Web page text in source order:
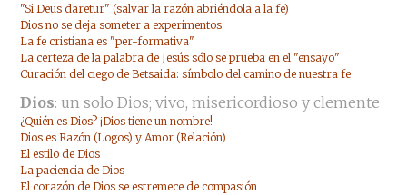
"Si Deus daretur" (salvar la razón abriéndola a la fe)
Dios no se deja someter a experimentos
La fe cristiana es "per-formativa"
La certeza de la palabra de Jesús sólo se prueba en el "ensayo"
Curación del ciego de Betsaida: símbolo del camino de nuestra fe
Dios: un solo Dios; vivo, misericordioso y clemente
¿Quién es Dios? ¡Dios tiene un nombre!
Dios es Razón (Logos) y Amor (Relación)
El estilo de Dios
La paciencia de Dios
El corazón de Dios se estremece de compasión